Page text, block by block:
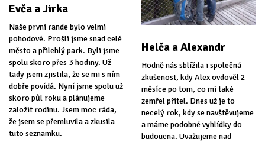
Evča a Jirka
Naše první rande bylo velmi
pohodové. Prošli jsme snad celé
město a přilehlý park. Byli jsme
spolu skoro přes 3 hodiny. Už
tady jsem zjistila, že se mi s ním
dobře povídá. Nyní jsme spolu už
skoro půl roku a plánujeme
založit rodinu. Jsem moc ráda,
že jsem se přemluvila a zkusila
tuto seznamku.
Helča a Alexandr
Hodně nás sblížila i společná
zkušenost, kdy Alex ovdověl 2
měsíce po tom, co mi také
zemřel přítel. Dnes už je to
necelý rok, kdy se navštěvujeme
a máme podobné vyhlídky do
budoucna. Uvažujeme nad